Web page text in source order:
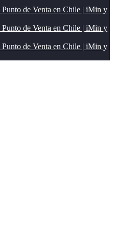
de Venta en Chile | iMin y
de Venta en Chile | iMin y
de Venta en Chile | iMin y